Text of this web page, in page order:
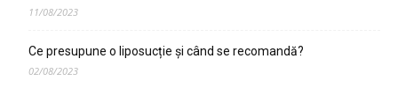
11/08/2023
Ce presupune o liposucție și când se recomandă?
02/08/2023